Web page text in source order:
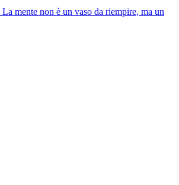
mente non è un vaso da riempire, ma un